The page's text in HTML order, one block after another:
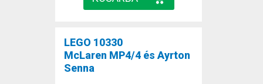
LEGO 10330
McLaren MP4/4 és Ayrton
Senna